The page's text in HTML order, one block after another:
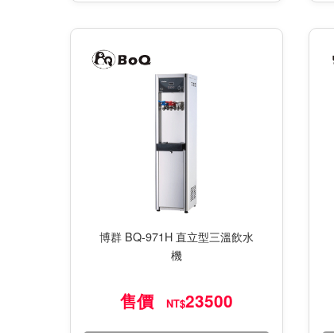
博群 BQ-971H 直立型三溫飲水
機
售價 NT$23500